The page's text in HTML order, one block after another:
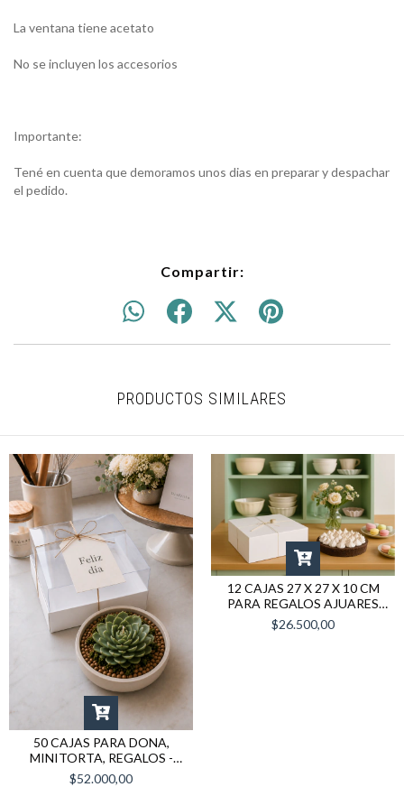
La ventana tiene acetato
No se incluyen los accesorios
Importante:
Tené en cuenta que demoramos unos dias en preparar y despachar
el pedido.
Compartir:
PRODUCTOS SIMILARES
50 CAJAS PARA DONA,
MINITORTA, REGALOS -
TF64 BLANCAS
$52.000,00
12 CAJAS 27 X 27 X 10 CM
PARA REGALOS AJUARES
DESAYUNOS TV53 BLANCAS
$26.500,00